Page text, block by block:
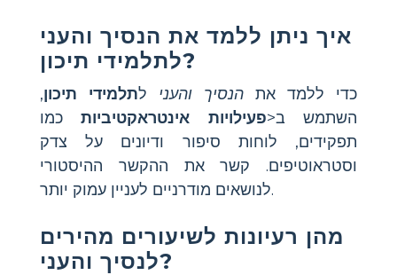
איך ניתן ללמד את הנסיך והעני
לתלמידי תיכון?
כדי ללמד את הנסיך והעני לתלמידי תיכון,
השתמש ב<פעילויות אינטראקטיביותכמו
תפקידים, לוחות סיפור ודיונים על צדק
וסטראוטיפים. קשר את ההקשר ההיסטורי
לנושאים מודרניים לעניין עמוק יותר.
מהן רעיונות לשיעורים מהירים
לנסיך והעני?